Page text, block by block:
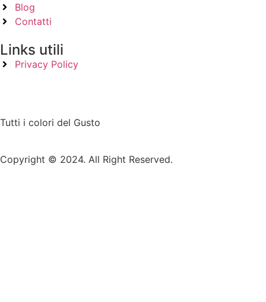
Blog
Contatti
Links utili
Privacy Policy
Tutti i colori del Gusto
Copyright © 2024. All Right Reserved.